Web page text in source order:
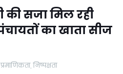
सजा मिल रही
पंचायतों का खाता सीज
निष्पक्षता